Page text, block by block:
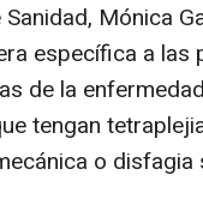
Mónica
específica a las
de la
tengan
o disfagia